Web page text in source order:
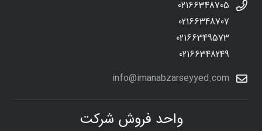
02166348705
02166348707
02166349573
02166348249
info@imanabzarseyyed.com
واحد فروش شرکت